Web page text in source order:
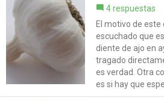
4 respuestas
El motivo de este
escuchado que
diente de ajo en
tragado
es verdad. Otra
es si hay que